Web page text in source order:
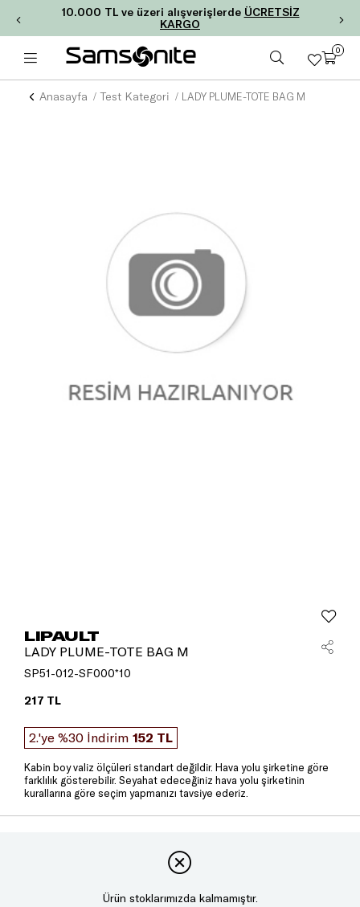
10.000 TL ve üzeri alışverişlerde ÜCRETSİZ
KARGO
0
Anasayfa Test Kategori LADY PLUME-TOTE BAG M
LIPAULT
LADY PLUME-TOTE BAG M
SP51-012-SF000*10
217 TL
2.'ye %30 İndirim 152 TL
Kabin boy valiz ölçüleri standart değildir. Hava yolu şirketine göre
farklılık gösterebilir. Seyahat edeceğiniz hava yolu şirketinin
kurallarına göre seçim yapmanızı tavsiye ederiz.
Ürün stoklarımızda kalmamıştır.